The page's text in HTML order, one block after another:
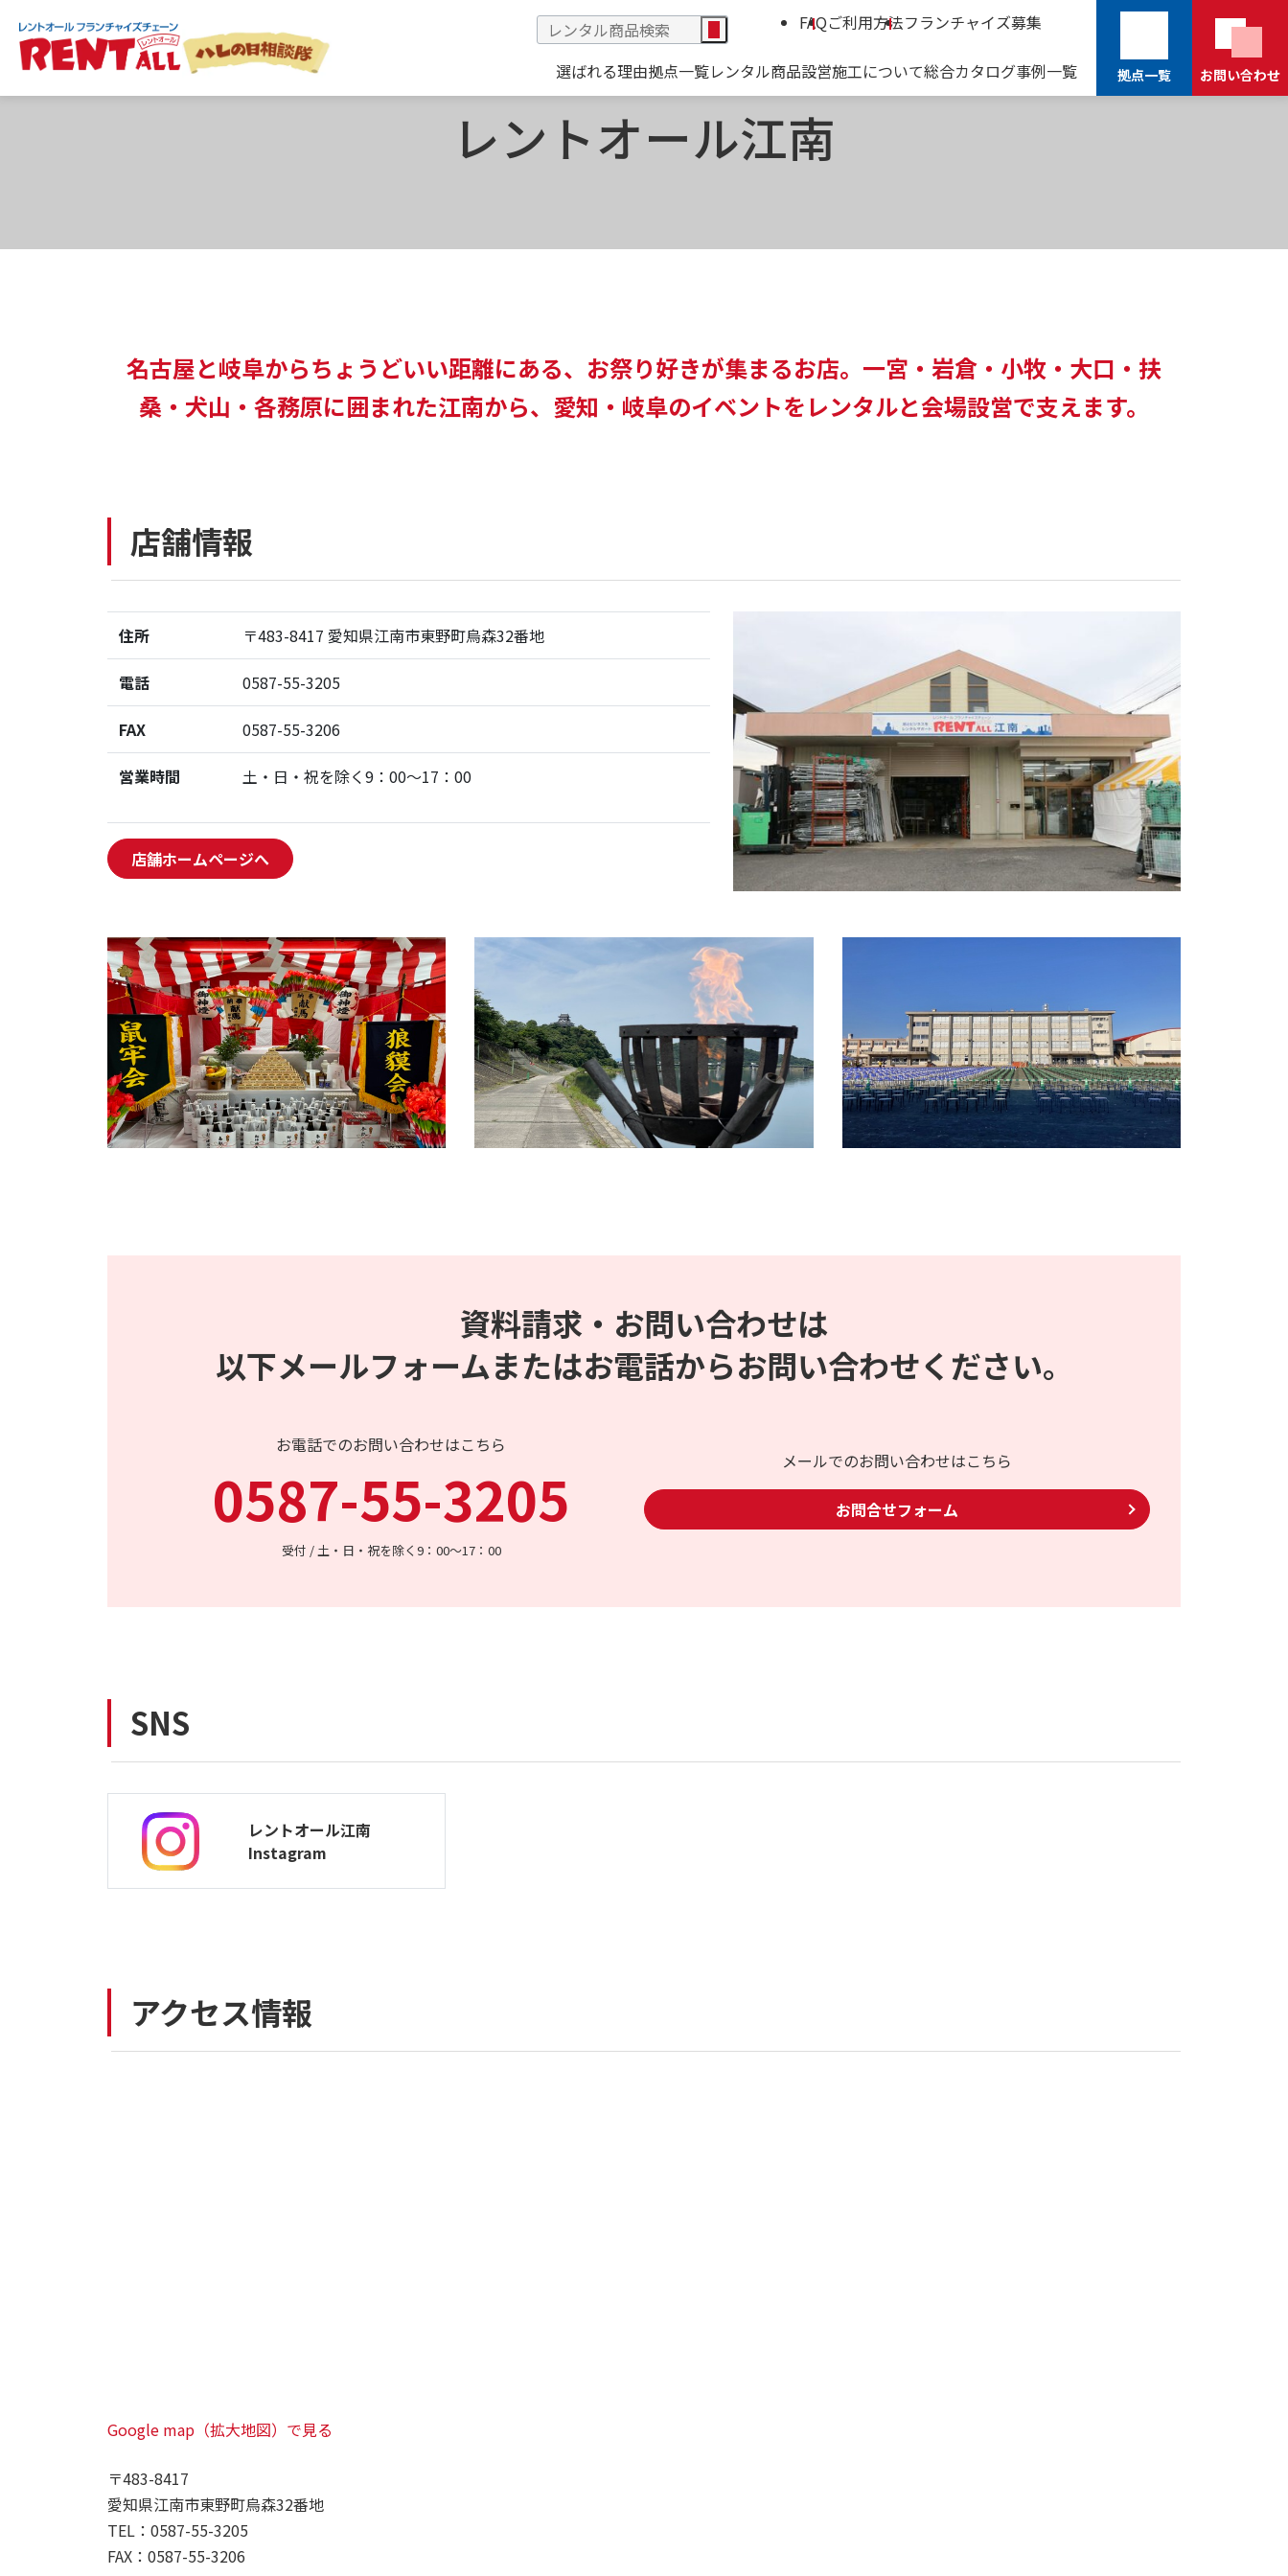
FAQご利用方法フランチャイズ募集
選ばれる理由拠点一覧レンタル商品設営施工について総合カタログ
新しいウィンドウで開きます
事例一覧 拠点一覧 お問い合わせ
HOME
レントオール江南
名古屋と岐阜からちょうどいい距離にある、お祭り好きが集まるお店。一宮・岩倉・小牧・大口・扶
桑・犬山・各務原に囲まれた江南から、愛知・岐阜のイベントをレンタルと会場設営で支えます。
店舗情報
住所 〒483-8417 愛知県江南市東野町烏森32番地
電話 0587-55-3205
FAX 0587-55-3206
営業時間 土・日・祝を除く9：00～17：00
店舗ホームページへ
資料請求・お問い合わせは
以下メールフォームまたはお電話からお問い合わせください。
お電話でのお問い合わせはこちら
0587-55-3205
受付 / 土・日・祝を除く9：00～17：00
メールでのお問い合わせはこちら
お問合せフォーム
SNS
レントオール江南
Instagram
アクセス情報
Google map（拡大地図）で見る
〒483-8417
愛知県江南市東野町烏森32番地
TEL：0587-55-3205
FAX：0587-55-3206